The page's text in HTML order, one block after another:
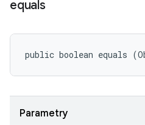
equals
public boolean equals
Parametry